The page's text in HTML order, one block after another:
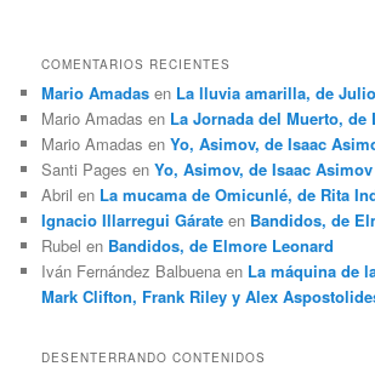
COMENTARIOS RECIENTES
Mario Amadas en La lluvia amarilla, de
Mario Amadas en La Jornada del Muerto, de
Mario Amadas enYo, Asimov, de Isaac
Santi Pages enYo, Asimov, de Isaac Asimov
Abril en La mucama de Omicunlé, de Rita
Ignacio Illarregui Gárate en Bandidos, de
Rubel en Bandidos, de Elmore Leonard
Iván Fernández Balbuena en La máquina de
Mark Clifton, Frank Riley y Alex
DESENTERRANDO CONTENIDOS